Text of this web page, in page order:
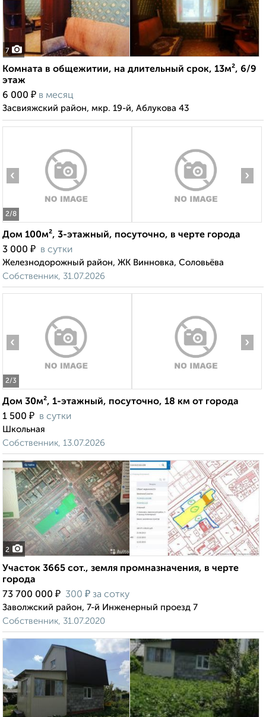
7
Комната в общежитии, на длительный срок, 13м², 6/9
этаж
6 000 ₽ в месяц
Засвияжский район, мкр. 19-й, Аблукова 43
2/8
‹ ›
Дом 100м², 3-этажный, посуточно, в черте города
3 000 ₽ в сутки
Железнодорожный район, ЖК Винновка, Соловьёва
Собственник, 31.07.2026
2/3
‹ ›
Дом 30м², 1-этажный, посуточно, 18 км от города
1 500 ₽ в сутки
Школьная
Собственник, 13.07.2026
2
Участок 3665 сот., земля промназначения, в черте
города
73 700 000 ₽ 300 ₽ за сотку
Заволжский район, 7-й Инженерный проезд 7
Собственник, 31.07.2020